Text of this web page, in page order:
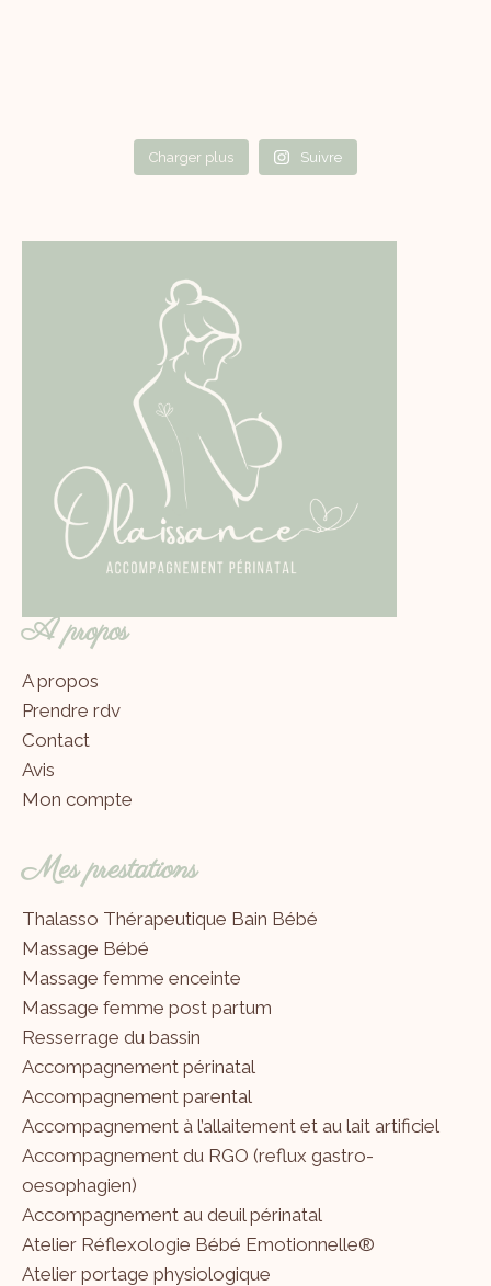
Charger plus Suivre
A propos
A propos
Prendre rdv
Contact
Avis
Mon compte
Mes prestations
Thalasso Thérapeutique Bain Bébé
Massage Bébé
Massage femme enceinte
Massage femme post partum
Resserrage du bassin
Accompagnement périnatal
Accompagnement parental
Accompagnement à l’allaitement et au lait artificiel
Accompagnement du RGO (reflux gastro-
oesophagien)
Accompagnement au deuil périnatal
Atelier Réflexologie Bébé Emotionnelle®
Atelier portage physiologique